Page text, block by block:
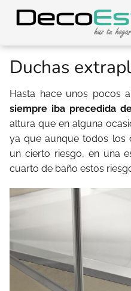
Duchas
Hasta hace unos pocos
siempre iba precedida
altura que en alguna
ya que aunque todos los
un cierto riesgo, en una
cuarto de baño estos